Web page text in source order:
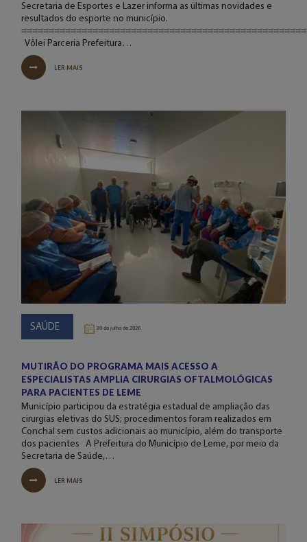
Secretaria de Esportes e Lazer informa as últimas novidades e
resultados do esporte no município.
Vôlei Parceria Prefeitura…
LER MAIS
SAÚDE 30 de julho de 2026
MUTIRÃO DO PROGRAMA MAIS ACESSO A
ESPECIALISTAS AMPLIA CIRURGIAS OFTALMOLÓGICAS
PARA PACIENTES DE LEME
Município participou da estratégia estadual de ampliação das
cirurgias eletivas do SUS; procedimentos foram realizados em
Conchal sem custos adicionais ao município, além do transporte
dos pacientes A Prefeitura do Município de Leme, por meio da
Secretaria de Saúde,…
LER MAIS